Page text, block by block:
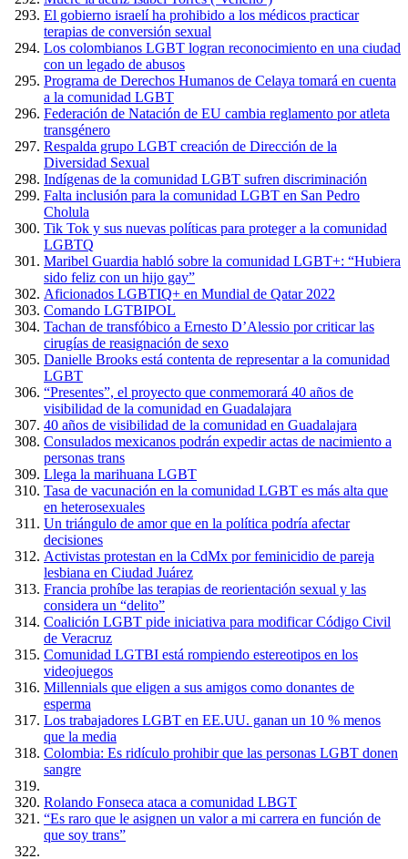
El gobierno israelí ha prohibido a los médicos practicar
terapias de conversión sexual
Los colombianos LGBT logran reconocimiento en una ciudad
con un legado de abusos
Programa de Derechos Humanos de Celaya tomará en cuenta
a la comunidad LGBT
Federación de Natación de EU cambia reglamento por atleta
transgénero
Respalda grupo LGBT creación de Dirección de la
Diversidad Sexual
Indígenas de la comunidad LGBT sufren discriminación
Falta inclusión para la comunidad LGBT en San Pedro
Cholula
Tik Tok y sus nuevas políticas para proteger a la comunidad
LGBTQ
Maribel Guardia habló sobre la comunidad LGBT+: “Hubiera
sido feliz con un hijo gay”
Aficionados LGBTIQ+ en Mundial de Qatar 2022
Comando LGTBIPOL
Tachan de transfóbico a Ernesto D’Alessio por criticar las
cirugías de reasignación de sexo
Danielle Brooks está contenta de representar a la comunidad
LGBT
“Presentes”, el proyecto que conmemorará 40 años de
visibilidad de la comunidad en Guadalajara
40 años de visibilidad de la comunidad en Guadalajara
Consulados mexicanos podrán expedir actas de nacimiento a
personas trans
Llega la marihuana LGBT
Tasa de vacunación en la comunidad LGBT es más alta que
en heterosexuales
Un triángulo de amor que en la política podría afectar
decisiones
Activistas protestan en la CdMx por feminicidio de pareja
lesbiana en Ciudad Juárez
Francia prohíbe las terapias de reorientación sexual y las
considera un “delito”
Coalición LGBT pide iniciativa para modificar Código Civil
de Veracruz
Comunidad LGTBI está rompiendo estereotipos en los
videojuegos
Millennials que eligen a sus amigos como donantes de
esperma
Los trabajadores LGBT en EE.UU. ganan un 10 % menos
que la media
Colombia: Es ridículo prohibir que las personas LGBT donen
sangre
Rolando Fonseca ataca a comunidad LBGT
“Es raro que le asignen un valor a mi carrera en función de
que soy trans”